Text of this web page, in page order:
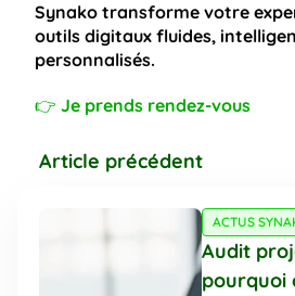
Synako transforme votre
outils digitaux fluides,
personnalisés.
👉 Je prends rendez-vous
Article précédent
ACTUS
Audit
pourquoi